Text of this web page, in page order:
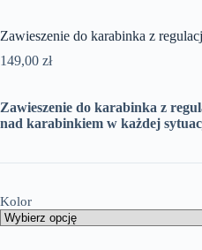
Zawieszenie do karabinka z
149,00 zł
Zawieszenie do karabinka z
nad karabinkiem w każdej
Kolor